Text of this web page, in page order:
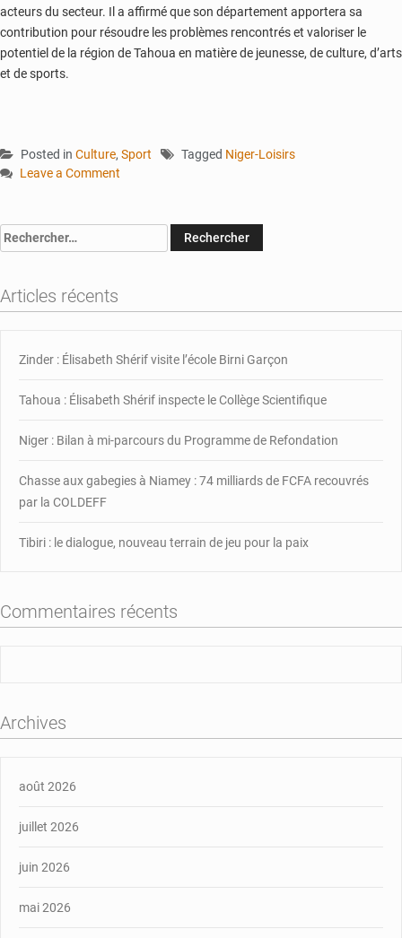
acteurs du secteur. Il a affirmé que son département apportera sa
contribution pour résoudre les problèmes rencontrés et valoriser le
potentiel de la région de Tahoua en matière de jeunesse, de culture, d’arts
et de sports.
Posted in Culture, Sport Tagged Niger-Loisirs
Leave a Comment
:
les
la
Rechercher :
Articles récents
Zinder : Élisabeth Shérif visite l’école Birni Garçon
Tahoua : Élisabeth Shérif inspecte le Collège Scientifique
Niger : Bilan à mi-parcours du Programme de Refondation
Chasse aux gabegies à Niamey : 74 milliards de FCFA recouvrés
par la COLDEFF
Tibiri : le dialogue, nouveau terrain de jeu pour la paix
Commentaires récents
Archives
août 2026
juillet 2026
juin 2026
mai 2026